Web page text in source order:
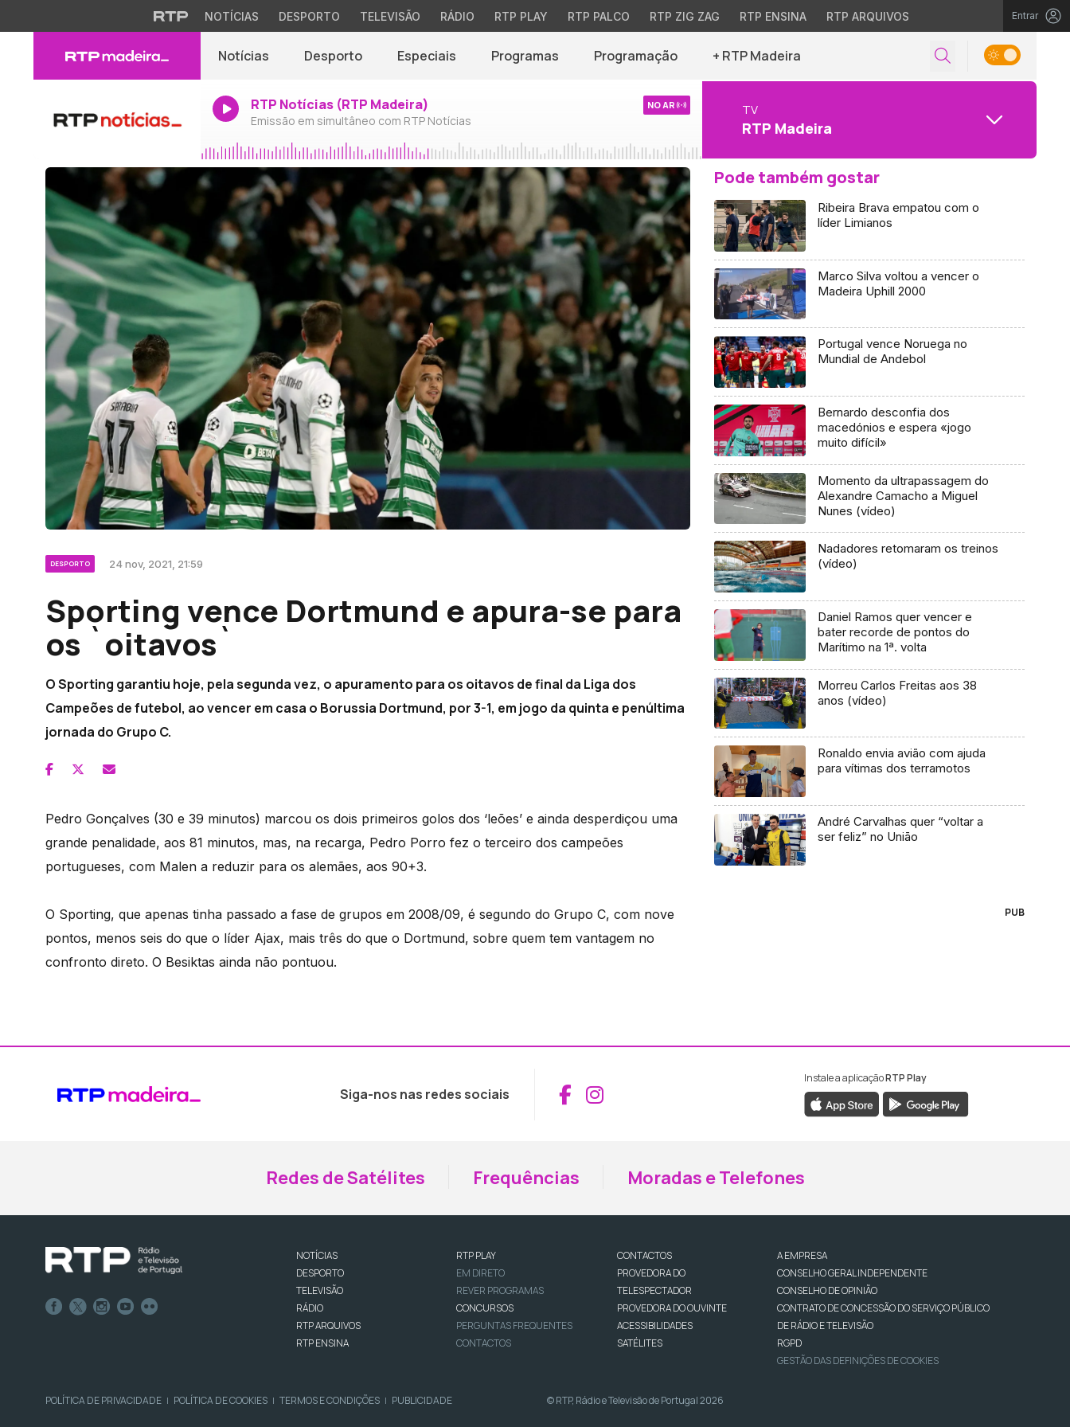
NOTÍCIAS DESPORTO TELEVISÃO RÁDIO RTP PLAY RTP PALCO RTP ZIG ZAG RTP ENSINA RTP ARQUIVOS Entrar
Notícias Desporto Especiais Programas Programação + RTP Madeira
RTP Notícias (RTP Madeira)
Emissão em simultâneo com RTP Notícias
NO AR TV
RTP Madeira
DESPORTO 24 nov, 2021, 21:59
Sporting vence Dortmund e apura-se para
os `oitavos`
O Sporting garantiu hoje, pela segunda vez, o apuramento para os oitavos de final da Liga dos
Campeões de futebol, ao vencer em casa o Borussia Dortmund, por 3-1, em jogo da quinta e penúltima
jornada do Grupo C.
Pedro Gonçalves (30 e 39 minutos) marcou os dois primeiros golos dos ‘leões’ e ainda desperdiçou uma
grande penalidade, aos 81 minutos, mas, na recarga, Pedro Porro fez o terceiro dos campeões
portugueses, com Malen a reduzir para os alemães, aos 90+3.
O Sporting, que apenas tinha passado a fase de grupos em 2008/09, é segundo do Grupo C, com nove
pontos, menos seis do que o líder Ajax, mais três do que o Dortmund, sobre quem tem vantagem no
confronto direto. O Besiktas ainda não pontuou.
Pode também gostar
Ribeira Brava empatou com o
líder Limianos
Marco Silva voltou a vencer o
Madeira Uphill 2000
Portugal vence Noruega no
Mundial de Andebol
Bernardo desconfia dos
macedónios e espera «jogo
muito difícil»
Momento da ultrapassagem do
Alexandre Camacho a Miguel
Nunes (vídeo)
Nadadores retomaram os treinos
(vídeo)
Daniel Ramos quer vencer e
bater recorde de pontos do
Marítimo na 1ª. volta
Morreu Carlos Freitas aos 38
anos (vídeo)
Ronaldo envia avião com ajuda
para vítimas dos terramotos
André Carvalhas quer “voltar a
ser feliz” no Uniāo
PUB
Siga-nos nas redes sociais Aceder ao Facebook da RTP Madeira
Aceder ao Instagram da RTP Madeira
Instale a aplicaçãoRTP Play
Redes de Satélites Frequências Moradas e Telefones
NOTÍCIAS
DESPORTO
TELEVISÃO
RÁDIO
RTP ARQUIVOS
RTP ENSINA
RTP PLAY
EM DIRETO
REVER PROGRAMAS
CONCURSOS
PERGUNTAS FREQUENTES
CONTACTOS
CONTACTOS
PROVEDORA DO
TELESPECTADOR
PROVEDORA DO OUVINTE
ACESSIBILIDADES
SATÉLITES
A EMPRESA
CONSELHO GERAL INDEPENDENTE
CONSELHO DE OPINIÃO
CONTRATO DE CONCESSÃO DO SERVIÇO PÚBLICO
DE RÁDIO E TELEVISÃO
RGPD
GESTÃO DAS DEFINIÇÕES DE COOKIES
POLÍTICA DE PRIVACIDADE | POLÍTICA DE COOKIES | TERMOS E CONDIÇÕES | PUBLICIDADE © RTP, Rádio e Televisão de Portugal 2026